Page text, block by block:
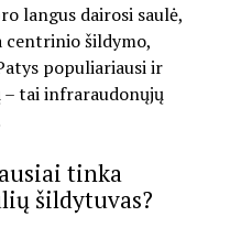
langus dairosi saulė,
centrinio šildymo,
populiariausi ir
– tai infraraudonųjų
tinka
šildytuvas?